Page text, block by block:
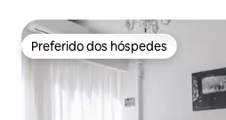
Preferido dos hóspedes
Preferido dos hóspedes